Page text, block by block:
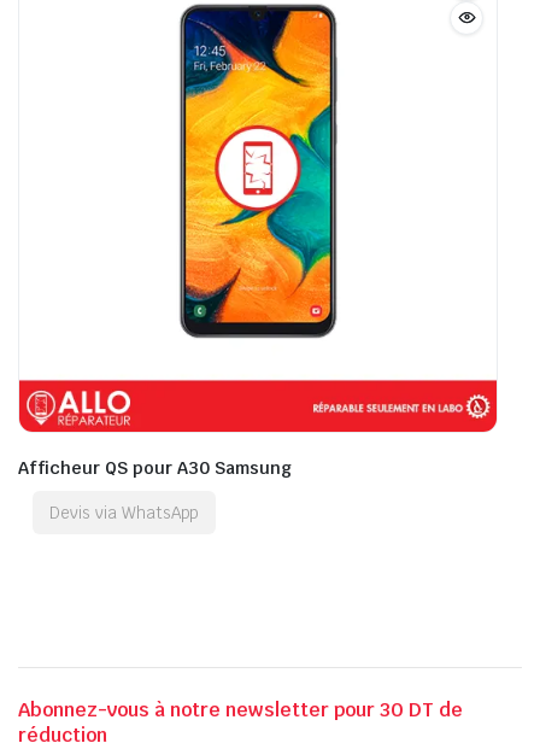
Afficheur QS pour A30 Samsung
Devis via WhatsApp
Abonnez-vous à notre newsletter pour 30 DT de
réduction